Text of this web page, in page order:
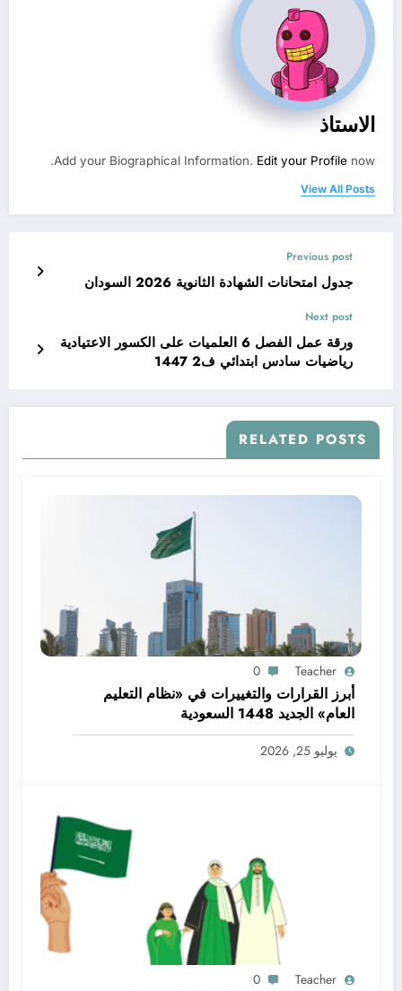
الاستاذ
Add your Biographical Information. Edit your Profile now.
View All Posts
Previous post
جدول امتحانات الشهادة الثانوية 2026 السودان
Next post
ورقة عمل الفصل 6 العلميات على الكسور الاعتيادية
رياضيات سادس ابتدائي ف2 1447
RELATED POSTS
Teacher
0
أبرز القرارات والتغييرات في «نظام التعليم
العام» الجديد 1448 السعودية
يوليو 25, 2026
Teacher
0